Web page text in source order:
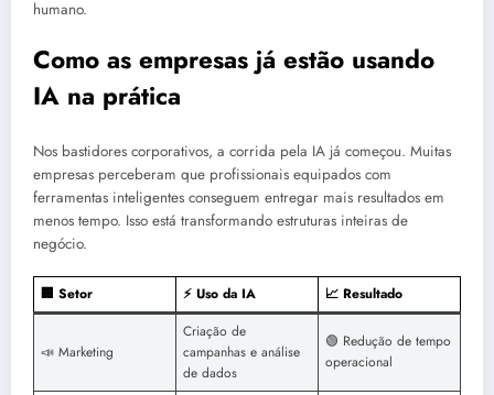
humano.
Como as empresas já estão usando
IA na prática
Nos bastidores corporativos, a corrida pela IA já começou. Muitas
empresas perceberam que profissionais equipados com
ferramentas inteligentes conseguem entregar mais resultados em
menos tempo. Isso está transformando estruturas inteiras de
negócio.
🏢 Setor ⚡ Uso da IA 📈 Resultado
📣 Marketing
Criação de
campanhas e análise
de dados
🟢 Redução de tempo
operacional